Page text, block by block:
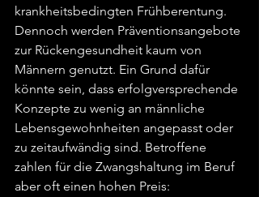
krankheitsbedingten Frühberentung.
Dennoch werden Präventionsangebote
zur Rückengesundheit kaum von
Männern genutzt. Ein Grund dafür
könnte sein, dass erfolgversprechende
Konzepte zu wenig an männliche
Lebensgewohnheiten angepasst oder
zu zeitaufwändig sind. Betroffene
zahlen für die Zwangshaltung im Beruf
aber oft einen hohen Preis: